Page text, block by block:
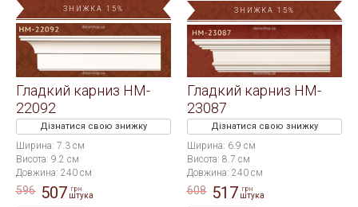
ЗНИЖКА 15%
Гладкий карниз HM-
22092
Дізнатися свою знижку
Ширина: 7.3 см
Висота: 9.2 см
Довжина: 240 см
596 507 грн
штука
ЗНИЖКА 15%
Гладкий карниз HM-
23087
Дізнатися свою знижку
Ширина: 6.9 см
Висота: 8.7 см
Довжина: 240 см
608 517 грн
штука